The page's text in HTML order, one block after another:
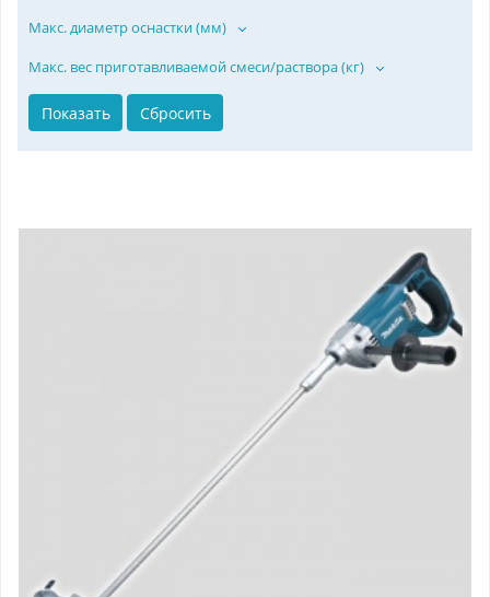
Макс. диаметр оснастки (мм)
Макс. вес приготавливаемой смеси/раствора (кг)